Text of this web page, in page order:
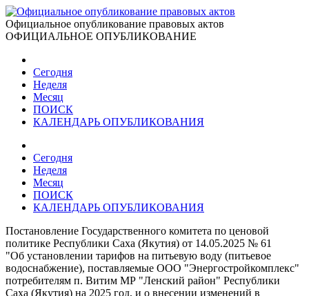
Официальное опубликование правовых актов
ОФИЦИАЛЬНОЕ ОПУБЛИКОВАНИЕ
Сегодня
Неделя
Месяц
ПОИСК
КАЛЕНДАРЬ ОПУБЛИКОВАНИЯ
Сегодня
Неделя
Месяц
ПОИСК
КАЛЕНДАРЬ ОПУБЛИКОВАНИЯ
Постановление Государственного комитета по ценовой
политике Республики Саха (Якутия) от 14.05.2025 № 61
"Об установлении тарифов на питьевую воду (питьевое
водоснабжение), поставляемые ООО "Энергостройкомплекс"
потребителям п. Витим МР "Ленский район" Республики
Саха (Якутия) на 2025 год, и о внесении изменений в